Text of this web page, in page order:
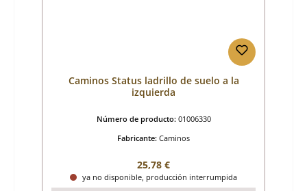
Caminos Status ladrillo de suelo a la
izquierda
Número de producto: 01006330
Fabricante: Caminos
Precio normal:
25,78 €
ya no disponible, producción interrumpida